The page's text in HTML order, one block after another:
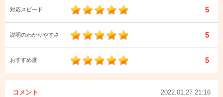
対応スピード 5
説明のわかりやすさ 5
おすすめ度 5
コメント 2022.01.27 21:16